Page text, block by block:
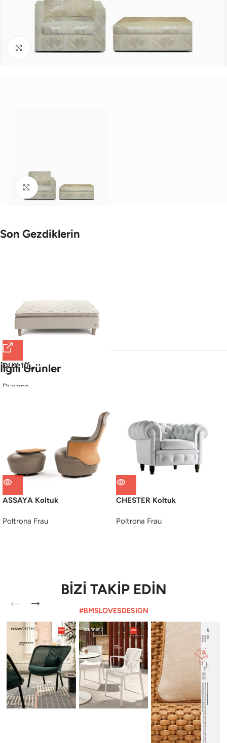
Büyütmek için tıklayın
Büyütmek için tıklayın
Son Gezdiklerin
DUX 10
Duxiana
İlgili Ürünler
ASSAYA Koltuk
Poltrona Frau
CHESTER Koltuk
Poltrona Frau
BİZİ TAKİP EDİN
#BMSLOVESDESIGN